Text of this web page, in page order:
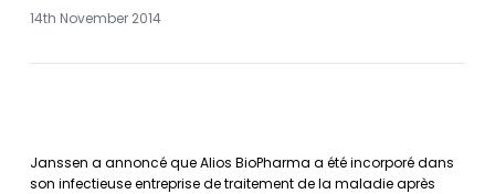
14th November 2014
Janssen a annoncé que Alios BioPharma a été incorporé dans
son infectieuse entreprise de traitement de la maladie après